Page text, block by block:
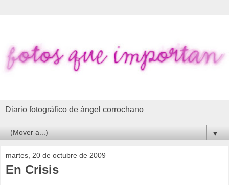
Diario fotográfico de ángel corrochano
▼
martes, 20 de octubre de 2009
En Crisis